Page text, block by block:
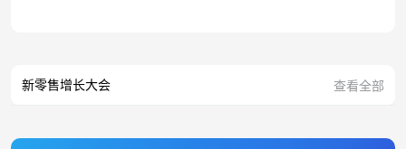
新零售增长大会 查看全部